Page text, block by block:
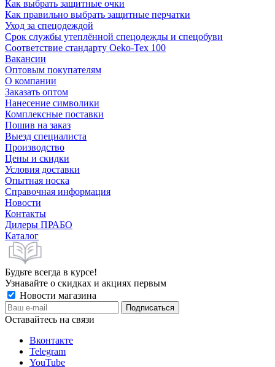
Как выбрать защитные очки
Как правильно выбрать защитные перчатки
Уход за спецодеждой
Срок службы утеплённой спецодежды и спецобуви
Соответствие стандарту Oeko-Tex 100
Вакансии
Оптовым покупателям
О компании
Заказать оптом
Нанесение символики
Комплексные поставки
Пошив на заказ
Выезд специалиста
Производство
Цены и скидки
Условия доставки
Опытная носка
Справочная информация
Новости
Контакты
Дилеры ПРАБО
Каталог
Будьте всегда в курсе!
Узнавайте о скидках и акциях первым
Новости магазина
Оставайтесь на связи
Вконтакте
Telegram
YouTube